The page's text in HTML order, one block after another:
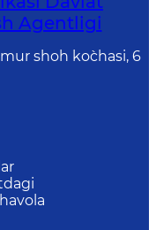
Agentligi
shoh ko`chasi, 6